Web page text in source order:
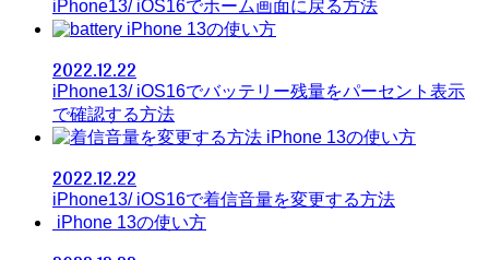
iPhone13/ iOS16でホーム画面に戻る方法
iPhone 13の使い方
2022.12.22
iPhone13/ iOS16でバッテリー残量をパーセント表示
で確認する方法
iPhone 13の使い方
2022.12.22
iPhone13/ iOS16で着信音量を変更する方法
iPhone 13の使い方